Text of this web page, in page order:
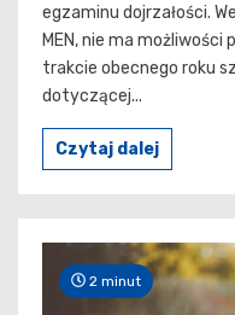
egzaminu dojrzałości.
MEN, nie ma
trakcie obecnego roku
dotyczącej...
Czytaj dalej
2 minut